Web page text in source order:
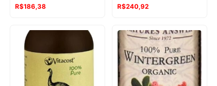
O
original
era:
R$241,40.
R$186,38
atual
R$186,38.
R$240,92